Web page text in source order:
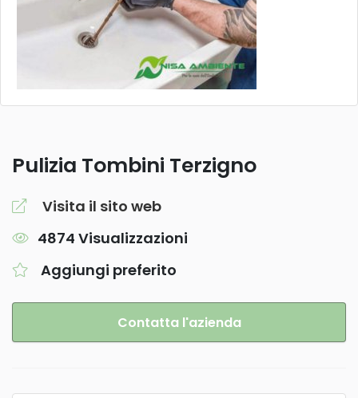
Pulizia Tombini Terzigno
Visita il sito web
4874 Visualizzazioni
Aggiungi preferito
Contatta l'azienda